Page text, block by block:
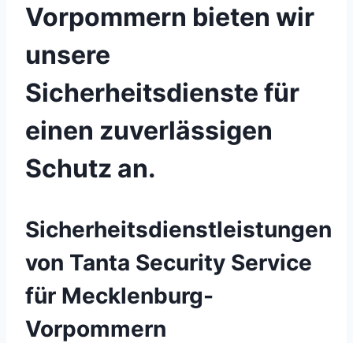
Vorpommern bieten wir
unsere
Sicherheitsdienste für
einen zuverlässigen
Schutz an.
Sicherheitsdienstleistungen
von Tanta Security Service
für Mecklenburg-
Vorpommern